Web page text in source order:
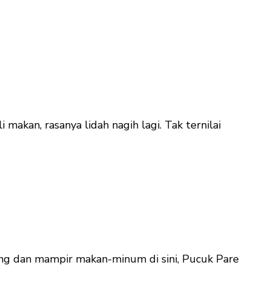
makan, rasanya lidah nagih lagi. Tak ternilai
dan mampir makan-minum di sini, Pucuk Pare